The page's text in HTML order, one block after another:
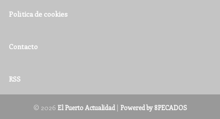
Política de cookies
Contacto
RSS
© 2026 El Puerto Actualidad| Powered by 8PECADOS